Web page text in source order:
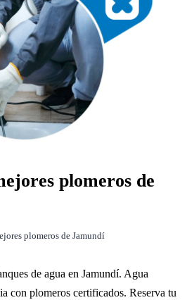
plomeros de
plomeros de Jamundí
de agua en Jamundí. Agua
con plomeros certificados. Reserva tu